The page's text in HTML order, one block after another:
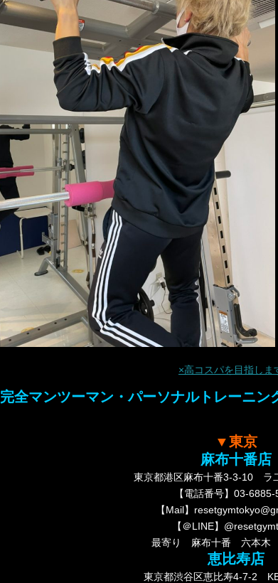
×高コスパを目指しま
完全マンツーマン・パーソナルトレーニン
▼東京
麻布十番店
東京都港区麻布十番3-3-10
【電話番号】03-6885-
【Mail】
【＠LINE】
最寄り 麻布十番 六本木
恵比寿店
東京都渋谷区恵比寿4-7-2